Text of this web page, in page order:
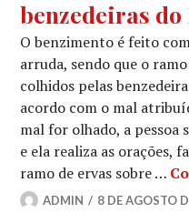
benzedeiras do
O benzimento é feito
arruda, sendo que o
colhidos pelas
acordo com o mal
mal for olhado, a pessoa
e ela realiza as orações,
ramo de ervas sobre …
ADMIN 8 DE AGOSTO